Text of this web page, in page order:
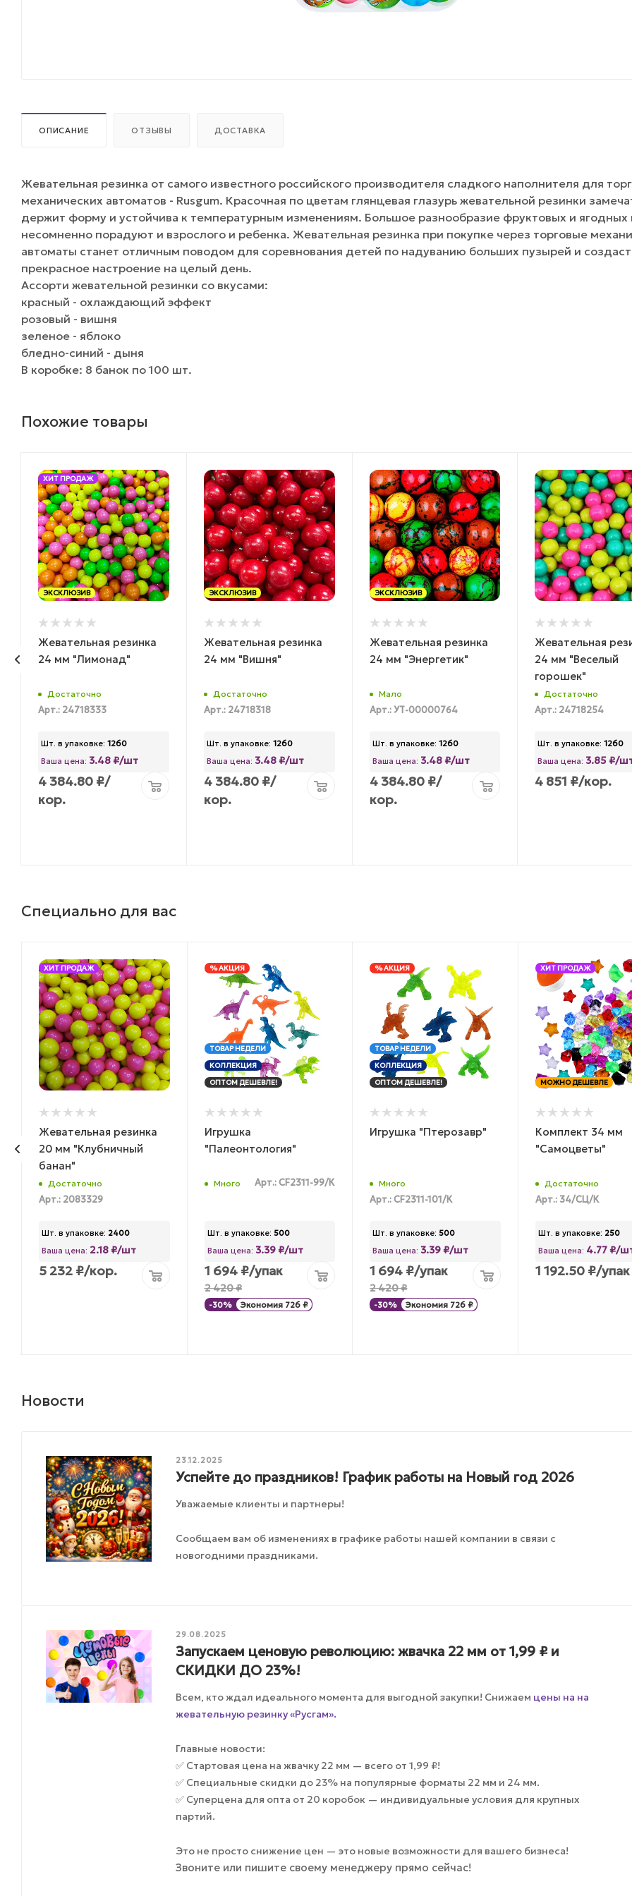
ОПИСАНИЕ ОТЗЫВЫ ДОСТАВКА
Жевательная резинка от самого известного российского производителя сладкого наполнителя для
механических автоматов - Rusgum. Красочная по цветам глянцевая глазурь жевательной резинки
держит форму и устойчива к температурным изменениям. Большое разнообразие фруктовых и ягодных
несомненно порадуют и взрослого и ребенка. Жевательная резинка при покупке через торговые
автоматы станет отличным поводом для соревнования детей по надуванию больших пузырей и создаст
прекрасное настроение на целый день.
Ассорти жевательной резинки со вкусами:
красный - охлаждающий эффект
розовый - вишня
зеленое - яблоко
бледно-синий - дыня
В коробке: 8 банок по 100 шт.
Похожие товары
ХИТ ПРОДАЖ
ЭКСКЛЮЗИВ
Жевательная резинка
24 мм "Лимонад"
Достаточно
Арт.: 24718333
Шт. в упаковке: 1260
Ваша цена: 3.48 ₽/шт
4 384.80 ₽/
кор.
ЭКСКЛЮЗИВ
Жевательная резинка
24 мм "Вишня"
Достаточно
Арт.: 24718318
Шт. в упаковке: 1260
Ваша цена: 3.48 ₽/шт
4 384.80₽/
кор.
ЭКСКЛЮЗИВ
Жевательная резинка
24 мм "Энергетик"
Мало
Арт.: УТ-00000764
Шт. в упаковке: 1260
Ваша цена: 3.48 ₽/шт
4 384.80₽/
кор.
Жевательная
24 мм "Веселый
горошек"
Достаточно
Арт.: 24718254
Шт. в упаковке: 1260
Ваша цена: 3.85 ₽/
4 851 ₽/кор.
Специально для вас
ХИТ ПРОДАЖ
Жевательная резинка
20 мм "Клубничный
банан"
Достаточно
Арт.: 2083329
Шт. в упаковке: 2400
Ваша цена: 2.18 ₽/шт
5 232₽/кор.
% АКЦИЯ
ТОВАР НЕДЕЛИ
КОЛЛЕКЦИЯ
ОПТОМ ДЕШЕВЛЕ!
Игрушка
"Палеонтология"
Много Арт.: CF2311-99/К
Шт. в упаковке: 500
Ваша цена: 3.39 ₽/шт
1 694₽/упак
2 420₽
-30% Экономия 726₽
% АКЦИЯ
ТОВАР НЕДЕЛИ
КОЛЛЕКЦИЯ
ОПТОМ ДЕШЕВЛЕ!
Игрушка "Птерозавр"
Много
Арт.: CF2311-101/К
Шт. в упаковке: 500
Ваша цена: 3.39 ₽/шт
1 694 ₽/упак
2 420₽
-30% Экономия 726 ₽
ХИТ ПРОДАЖ
МОЖНО ДЕШЕВЛЕ
Комплект 34 мм
"Самоцветы"
Достаточно
Арт.: 34/СЦ/К
Шт. в упаковке: 250
Ваша цена: 4.77 ₽/
1 192.50 ₽/упак
Новости
23.12.2025
Успейте до праздников! График работы на Новый год 2026
Уважаемые клиенты и партнеры!
Сообщаем вам об изменениях в графике работы нашей компании в связи с
новогодними праздниками.
29.08.2025
Запускаем ценовую революцию: жвачка 22 мм от 1,99 ₽ и
СКИДКИ ДО 23%!
Всем, кто ждал идеального момента для выгодной закупки! Снижаем цены на на
жевательную резинку «Русгам».
Главные новости:
✅ Стартовая цена на жвачку 22 мм — всего от 1,99 ₽!
✅ Специальные скидки до 23% на популярные форматы 22 мм и 24 мм.
✅ Суперцена для опта от 20 коробок — индивидуальные условия для крупных
партий.
Это не просто снижение цен — это новые возможности для вашего бизнеса!
Звоните или пишите своему менеджеру прямо сейчас!